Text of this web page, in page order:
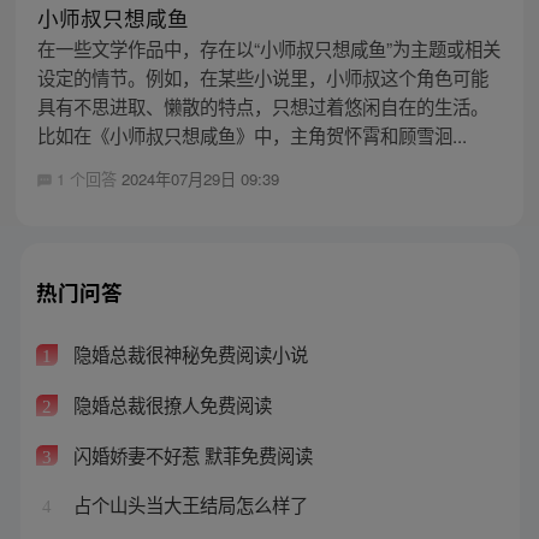
小师叔只想咸鱼
在一些文学作品中，存在以“小师叔只想咸鱼”为主题或相关
设定的情节。例如，在某些小说里，小师叔这个角色可能
具有不思进取、懒散的特点，只想过着悠闲自在的生活。
比如在《小师叔只想咸鱼》中，主角贺怀霄和顾雪洄...
1 个回答 2024年07月29日 09:39
热门问答
1 隐婚总裁很神秘免费阅读小说
2 隐婚总裁很撩人免费阅读
3 闪婚娇妻不好惹 默菲免费阅读
4 占个山头当大王结局怎么样了